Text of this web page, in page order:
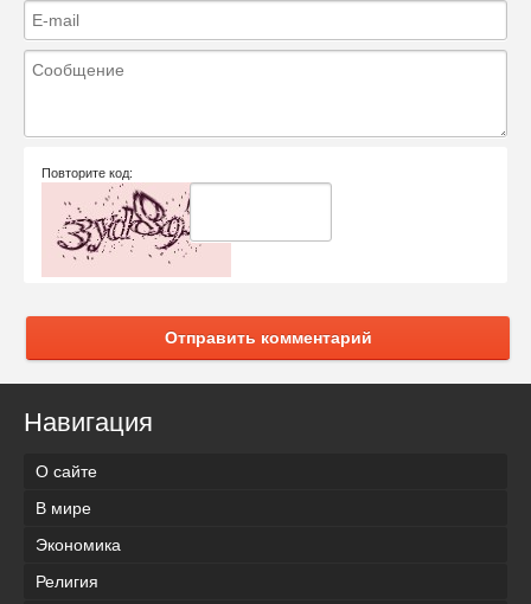
Повторите код:
Отправить комментарий
Навигация
О сайте
В мире
Экономика
Религия